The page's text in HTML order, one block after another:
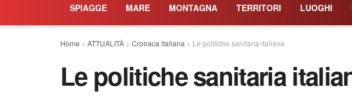
SPIAGGE MARE MONTAGNA TERRITORI LUOGHI
Home » ATTUALITÀ » Cronaca italiana » Le politiche sanitaria italiane
Le politiche sanitaria